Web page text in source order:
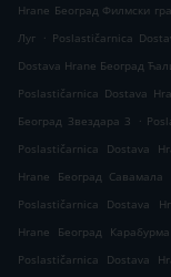
Hrane Београд Филмски
Луг . Poslastičarnica
Dostava Hrane Београд
Poslastičarnica Dostava
Београд Звездара 3
.
Poslastičarnica Dostava
Hrane Београд Савамала
Poslastičarnica Dostava
Hrane Београд Карабурма
Poslastičarnica Dostava